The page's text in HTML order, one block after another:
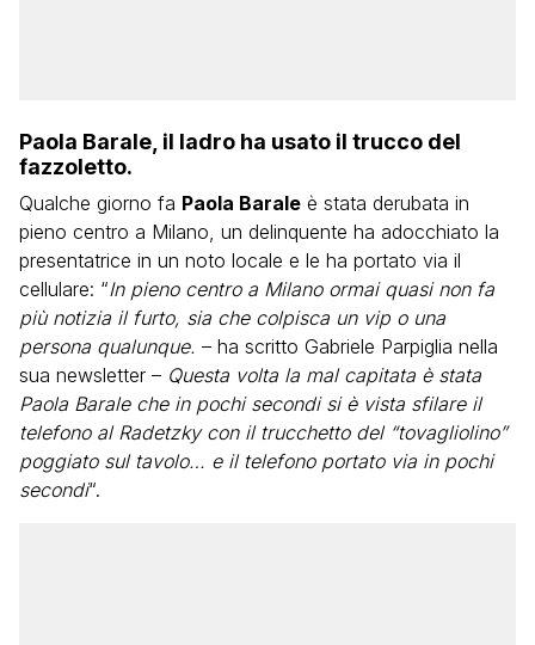
Paola Barale, il ladro ha usato il trucco del
fazzoletto.
Qualche giorno fa Paola Barale è stata derubata in
pieno centro a Milano, un delinquente ha adocchiato la
presentatrice in un noto locale e le ha portato via il
cellulare: “In pieno centro a Milano ormai quasi non fa
più notizia il furto, sia che colpisca un vip o una
persona qualunque. – ha scritto Gabriele Parpiglia nella
sua newsletter – Questa volta la mal capitata è stata
Paola Barale che in pochi secondi si è vista sfilare il
telefono al Radetzky con il trucchetto del “tovagliolino”
poggiato sul tavolo… e il telefono portato via in pochi
secondi“.